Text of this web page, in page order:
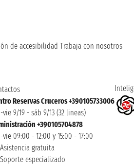
de accesibilidad Trabaja con nosotros
Reservas Cruceros +390105733006
9/19 - sáb 9/13 (32 lineas)
+390105704878
vie 09:00 - 12:00 y 15:00 - 17:00
Asistencia gratuita
Soporte especializado